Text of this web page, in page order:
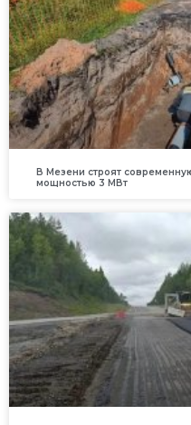
В Мезени строят
мощностью 3 МВт